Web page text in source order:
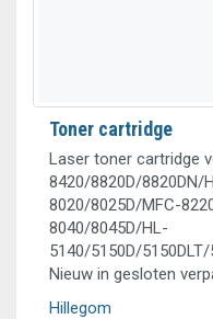
Toner cartridge
Laser toner cartridge
8420/8820D/8820DN/
8020/8025D/MFC-
8040/8045D/HL-
5140/5150D/
Nieuw in gesloten
Hillegom